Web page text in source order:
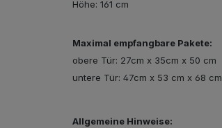
Höhe: 161 cm
Maximal empfangbare Pakete:
obere Tür: 27cm x 35cm x 50 cm
untere Tür: 47cm x 53 cm x 68 cm
Allgemeine Hinweise: